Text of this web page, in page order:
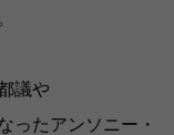
議や
ったアンソニー・